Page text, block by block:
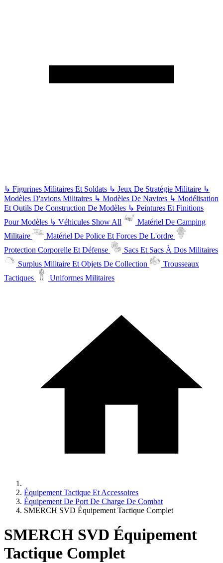
↳ Figurines Militaires Et Soldats ↳ Jeux De Stratégie Militaire ↳
Modèles D'avions Militaires ↳ Modèles De Navires ↳ Modélisation
Et Outils De Construction De Modèles ↳ Peintures Et Finitions
Pour Modèles ↳ Véhicules Show All
Matériel De Camping
Militaire
Matériel De Police Et Forces De L'ordre
Protection Corporelle Et Défense
Sacs Et Sacs À Dos Militaires
Surplus Militaire Et Objets De Collection
Trousseaux
Tactiques
Uniformes Militaires
Équipement Tactique Et Accessoires
Équipement De Port De Charge De Combat
SMERCH SVD Équipement Tactique Complet
SMERCH SVD Équipement
Tactique Complet